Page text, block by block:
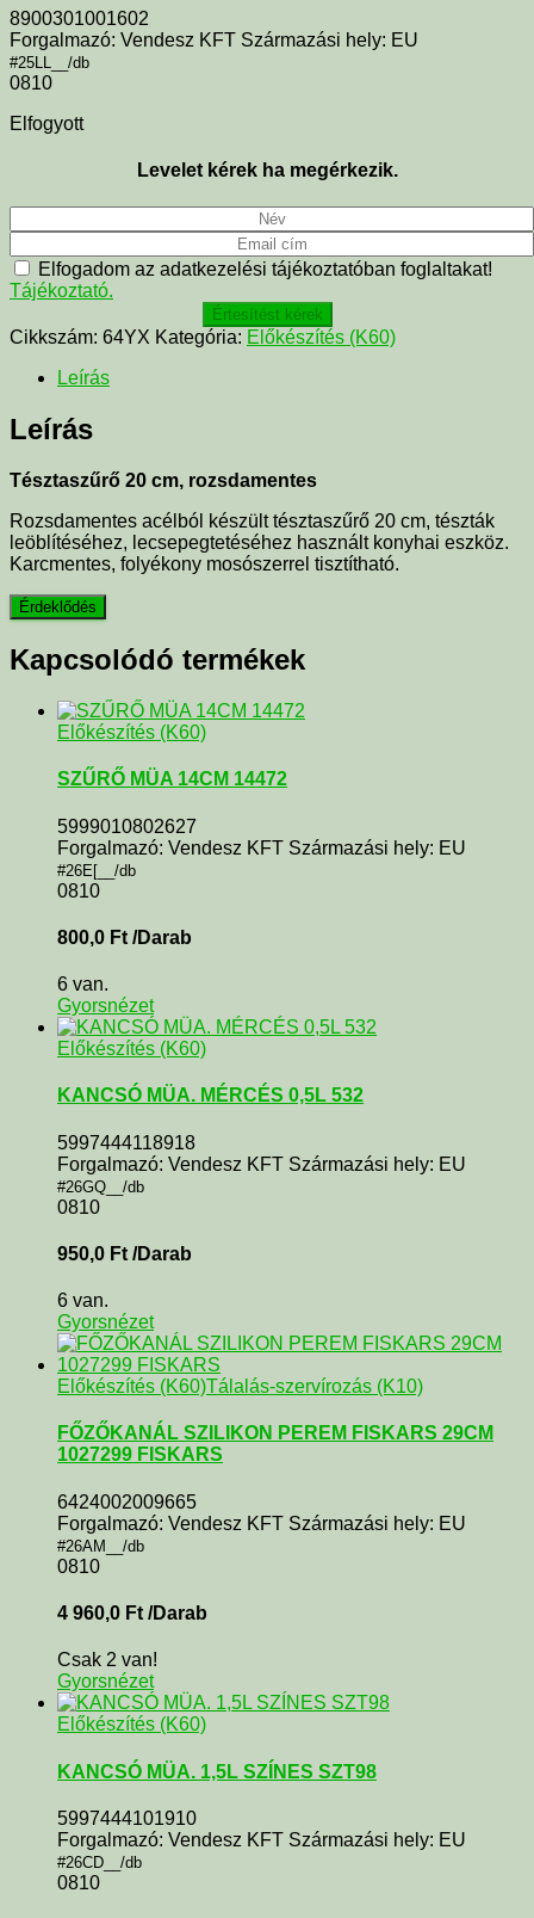
8900301001602
Forgalmazó: Vendesz KFT Származási hely: EU
#25LL__/db
0810
Elfogyott
Levelet kérek ha megérkezik.
Elfogadom az adatkezelési tájékoztatóban foglaltakat!
Tájékoztató.
Értesítést kérek
Cikkszám: 64YX Kategória: Előkészítés (K60)
Leírás
Leírás
Tésztaszűrő 20 cm, rozsdamentes
Rozsdamentes acélból készült tésztaszűrő 20 cm, tészták
leöblítéséhez, lecsepegtetéséhez használt konyhai eszköz.
Karcmentes, folyékony mosószerrel tisztítható.
Kapcsolódó termékek
Előkészítés (K60)
SZŰRŐ MÜA 14CM 14472
5999010802627
Forgalmazó: Vendesz KFT Származási hely: EU
#26E[__/db
0810
800,0 Ft /Darab
6 van.
Gyorsnézet
Előkészítés (K60)
KANCSÓ MÜA. MÉRCÉS 0,5L 532
5997444118918
Forgalmazó: Vendesz KFT Származási hely: EU
#26GQ__/db
0810
950,0 Ft /Darab
6 van.
Gyorsnézet
Előkészítés (K60)Tálalás-szervírozás (K10)
FŐZŐKANÁL SZILIKON PEREM FISKARS 29CM
1027299 FISKARS
6424002009665
Forgalmazó: Vendesz KFT Származási hely: EU
#26AM__/db
0810
4 960,0 Ft /Darab
Csak 2 van!
Gyorsnézet
Előkészítés (K60)
KANCSÓ MÜA. 1,5L SZÍNES SZT98
5997444101910
Forgalmazó: Vendesz KFT Származási hely: EU
#26CD__/db
0810